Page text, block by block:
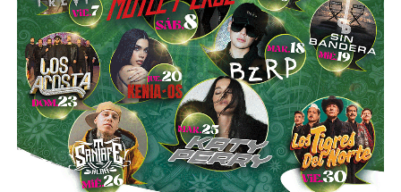
.
Sí hubo un fallo grande por parte de lasautoridades
viales municipales que no anunciaron a tiempo el tope
y no colocaron la señal hasta que ya estaba listo el muro
de los tormentos.
Sigue existiendo tardanza por parte de estas mismas